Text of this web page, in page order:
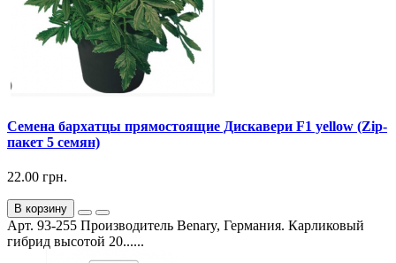
Семена бархатцы прямостоящие Дискавери F1 yellow (Zip-
пакет 5 семян)
22.00 грн.
В корзину
Арт. 93-255 Производитель Benary, Германия. Карликовый
гибрид высотой 20......